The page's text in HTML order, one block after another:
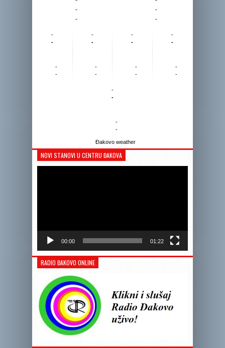
-
-
-
-
-
-
-
-
-
-
-
-
-
-
-
-
-
-
-
-
-
-
-
-
Đakovo weather
NOVI STANOVI U CENTRU ĐAKOVA
00:00 01:22
RADIO ĐAKOVO ONLINE